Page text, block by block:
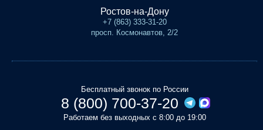
Ростов-на-Дону
+7 (863) 333-31-20
просп. Космонавтов, 2/2
Бесплатный звонок по России
8 (800) 700-37-20
Работаем без выходных с 8:00 до 19:00